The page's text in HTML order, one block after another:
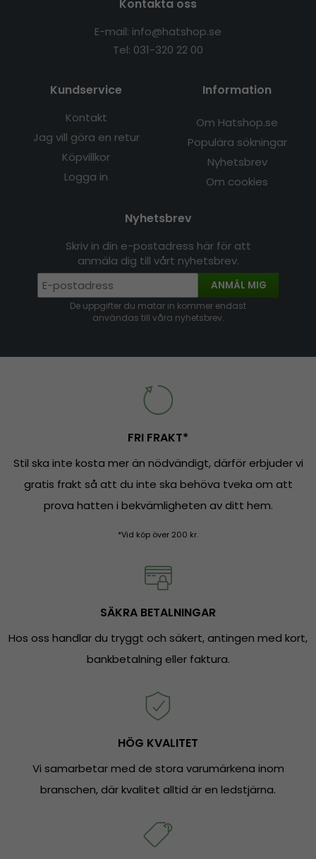
Kontakta oss
E-mail: info@hatshop.se
Tel: 031-320 22 00
Kundservice
Kontakt
Jag vill göra en retur
Köpvillkor
Logga in
Information
Om Hatshop.se
Populära sökningar
Nyhetsbrev
Om cookies
Nyhetsbrev
Skriv in din e-postadress här för att
anmäla dig till vårt nyhetsbrev.
ANMÄL MIG
De uppgifter du matar in kommer endast
användas till våra nyhetsbrev.
FRI FRAKT*
Stil ska inte kosta mer än nödvändigt, därför erbjuder vi
gratis frakt så att du inte ska behöva tveka om att
prova hatten i bekvämligheten av ditt hem.
*Vid köp över 200 kr.
SÄKRA BETALNINGAR
Hos oss handlar du tryggt och säkert, antingen med kort,
bankbetalning eller faktura.
HÖG KVALITET
Vi samarbetar med de stora varumärkena inom
branschen, där kvalitet alltid är en ledstjärna.